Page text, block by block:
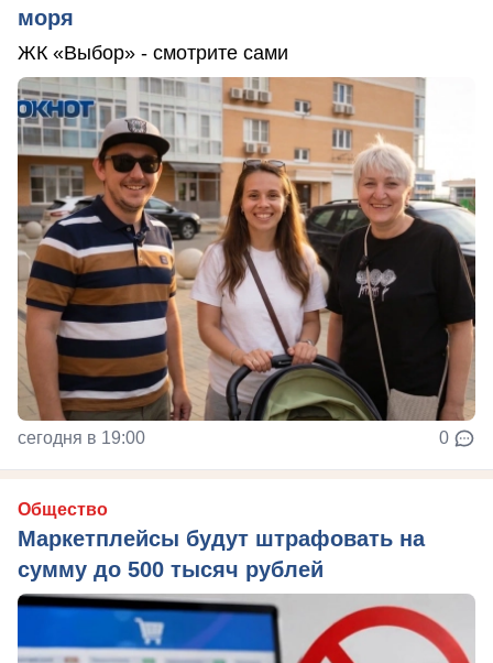
моря
ЖК «Выбор» - смотрите сами
сегодня в 19:00 0
Общество
Маркетплейсы будут штрафовать на
сумму до 500 тысяч рублей